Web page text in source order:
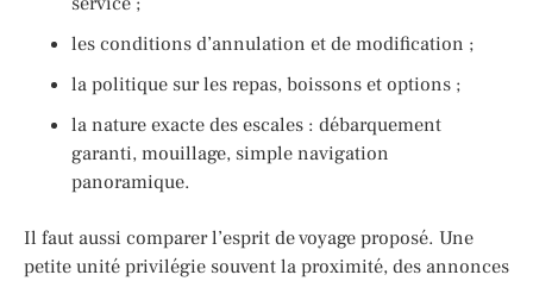
les conditions d’annulation et de modification ;
la politique sur les repas, boissons et options ;
la nature exacte des escales : débarquement
garanti, mouillage, simple navigation
panoramique.
Il faut aussi comparer l’esprit de voyage proposé. Une
petite unité privilégie souvent la proximité, des annonces